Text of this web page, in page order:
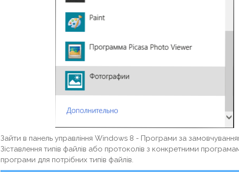
Зайти в панель управління Windows 8 - Програми за
Зіставлення типів файлів або протоколів з конкретними
програми для потрібних типів файлів.